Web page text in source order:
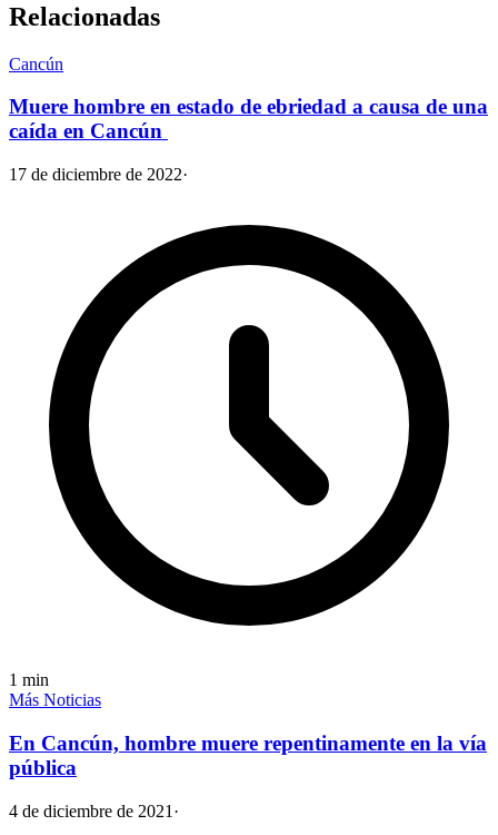
Relacionadas
Cancún
Muere hombre en estado de ebriedad a causa de una
caída en Cancún
17 de diciembre de 2022·
1 min
Más Noticias
En Cancún, hombre muere repentinamente en la vía
pública
4 de diciembre de 2021 ·